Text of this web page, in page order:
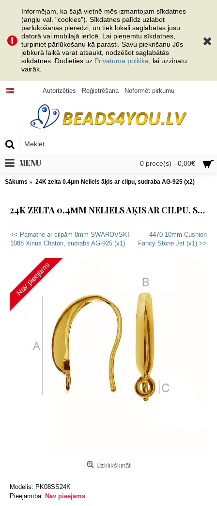
Informējam, ka šajā vietnē mēs izmantojam sīkdatnes
(angļu val. "cookies"). Sīkdatnes palīdz uzlabot
pārlūkošanas pieredzi, un tiek lokāli saglabātas jūsu
datorā vai mobilajā ierīcē. Lai pieņemtu sīkdatnes,
turpiniet pārlūkošanu kā parasti. Savu piekrišanu Jūs
jebkurā laikā varat atsaukt, nodzēšot saglabātās
sīkdatnes. Dodieties uz Privātuma politika , lai uzzinātu
vairāk.
Autorizēties Reģistrēšana Noformēt pirkumu
0 prece(s) - 0,00€
MENU
Sākums 24K zelta 0.4µm Neliels āķis ar cilpu, sudraba AG-925 (x2)
24K ZELTA 0.4ΜM NELIELS ĀĶIS AR CILPU, SUDRABA AG-925 (X2)
<< Pamatne ar cilpām 8mm SWAROVSKI
1088 Xirius Chaton, sudrabs AG-925 (x1)
4470 10mm Cushion
Fancy Stone Jet (x1) >>
Nav pieejams
Uzklikšķināt
Modelis: PK08SS24K
Pieejamība: Nav pieejams